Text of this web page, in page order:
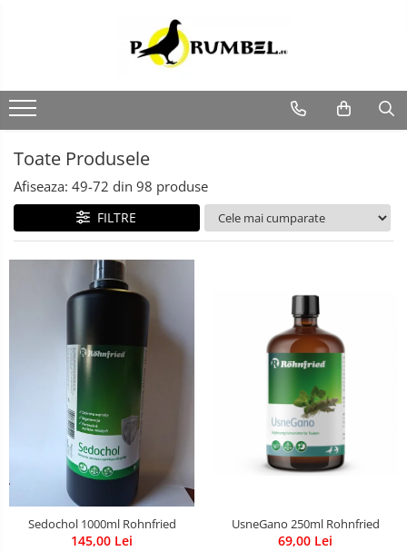
Toate Produsele
Afiseaza: 49-72 din 98 produse
FILTRE
Sedochol 1000ml Rohnfried
145,00 Lei
UsneGano 250ml Rohnfried
69,00 Lei